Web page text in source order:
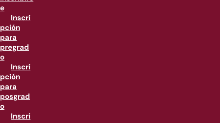
e
Inscri
pción
para
pregrad
o
Inscri
pción
para
posgrad
o
Inscri